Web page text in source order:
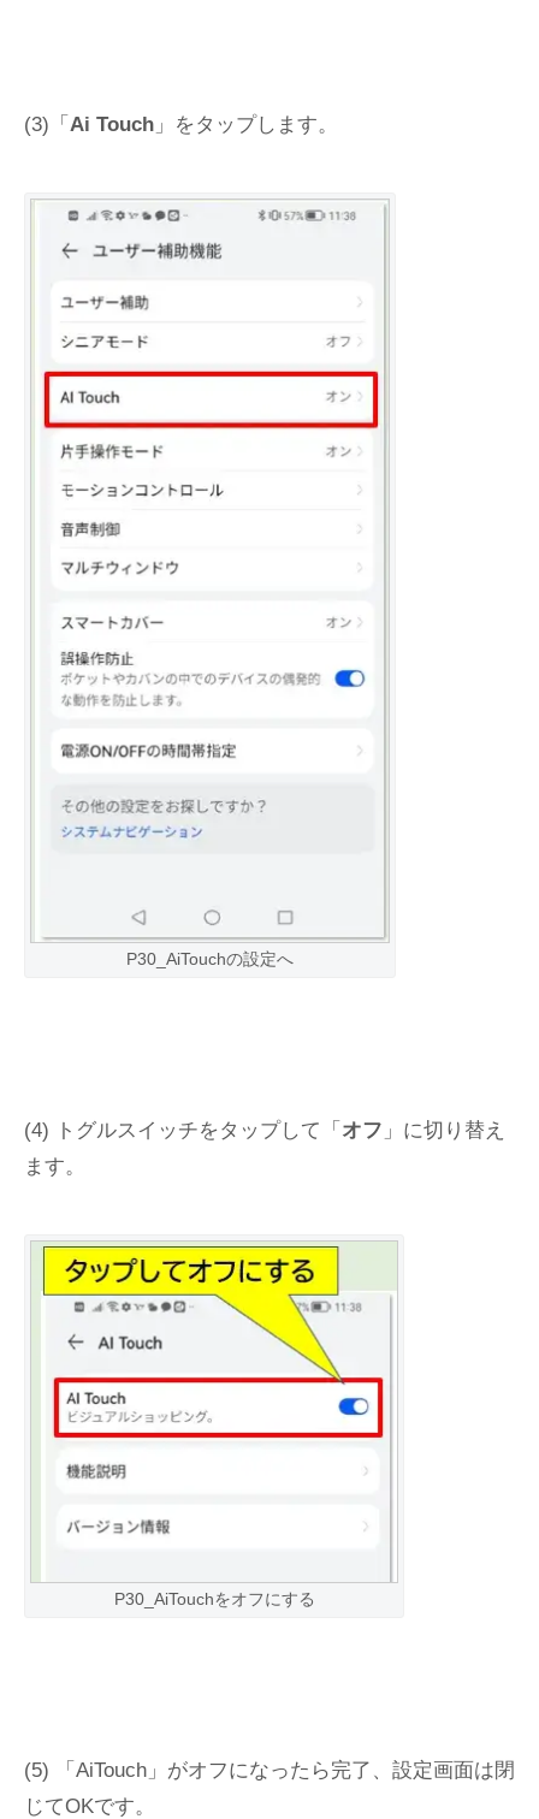
(3)「 Ai Touch 」をタップします。
P30_AiTouchの設定へ
(4) トグルスイッチをタップして「 オフ 」に切り替え
ます。
P30_AiTouchをオフにする
(5) 「AiTouch」がオフになったら完了、設定画面は閉
じてOKです。